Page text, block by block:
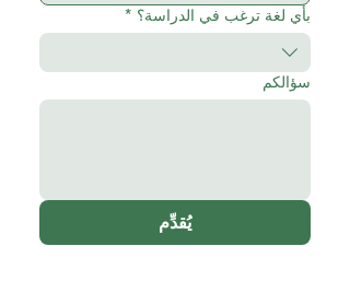
بأي لغة ترغب في الدراسة؟ *
سؤالكم
يُقدِّم